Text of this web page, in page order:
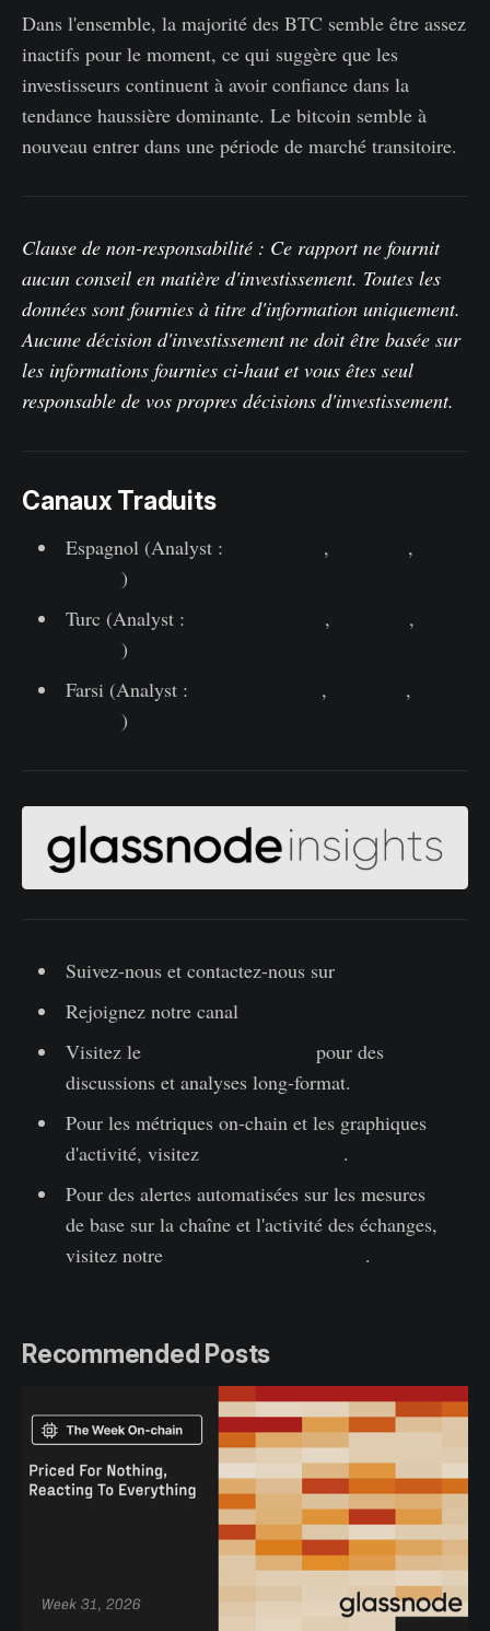
Dans l'ensemble, la majorité des BTC semble être assez
inactifs pour le moment, ce qui suggère que les
investisseurs continuent à avoir confiance dans la
tendance haussière dominante. Le bitcoin semble à
nouveau entrer dans une période de marché transitoire.
Clause de non-responsabilité : Ce rapport ne fournit
aucun conseil en matière d'investissement. Toutes les
données sont fournies à titre d'information uniquement.
Aucune décision d'investissement ne doit être basée sur
les informations fournies ci-haut et vous êtes seul
responsable de vos propres décisions d'investissement.
Canaux Traduits
Espagnol (Analyst : ,
,
)
Turc (Analyst :
,
,
)
Farsi (Analyst :
,
,
)
Suivez-nous et contactez-nous sur
Rejoignez notre canal
Visitez le
pour des
discussions et analyses long-format.
Pour les métriques on-chain et les graphiques
d'activité, visitez
.
Pour des alertes automatisées sur les mesures
de base sur la chaîne et l'activité des échanges,
visitez notre
.
Recommended Posts